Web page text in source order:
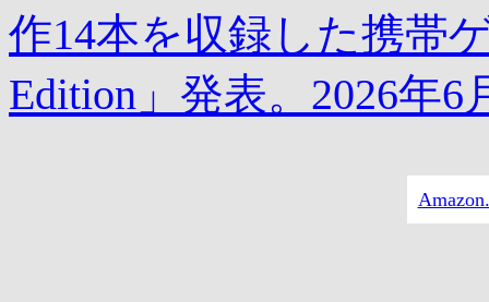
作14本を収録した携帯
Edition」発表。2026年6